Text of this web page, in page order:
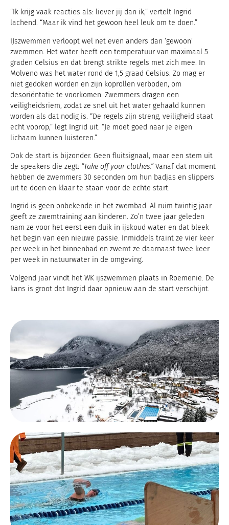
“Ik krijg vaak reacties als: liever jij dan ik,” vertelt Ingrid
lachend. “Maar ik vind het gewoon heel leuk om te doen.”
IJszwemmen verloopt wel net even anders dan ‘gewoon’
zwemmen. Het water heeft een temperatuur van maximaal 5
graden Celsius en dat brengt strikte regels met zich mee. In
Molveno was het water rond de 1,5 graad Celsius. Zo mag er
niet gedoken worden en zijn koprollen verboden, om
desoriëntatie te voorkomen. Zwemmers dragen een
veiligheidsriem, zodat ze snel uit het water gehaald kunnen
worden als dat nodig is. “De regels zijn streng, veiligheid staat
echt voorop,” legt Ingrid uit. “Je moet goed naar je eigen
lichaam kunnen luisteren.”
Ook de start is bijzonder. Geen fluitsignaal, maar een stem uit
de speakers die zegt: “Take off your clothes.”Vanaf dat moment
hebben de zwemmers 30 seconden om hun badjas en slippers
uit te doen en klaar te staan voor de echte start.
Ingrid is geen onbekende in het zwembad. Al ruim twintig jaar
geeft ze zwemtraining aan kinderen. Zo’n twee jaar geleden
nam ze voor het eerst een duik in ijskoud water en dat bleek
het begin van een nieuwe passie. Inmiddels traint ze vier keer
per week in het binnenbad en zwemt ze daarnaast twee keer
per week in natuurwater in de omgeving.
Volgend jaar vindt het WK ijszwemmen plaats in Roemenië. De
kans is groot dat Ingrid daar opnieuw aan de start verschijnt.